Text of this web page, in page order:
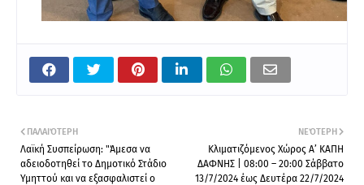
ΝΕΌΤΕΡΗ
Κλιματιζόμενος Χώρος Α’ ΚΑΠΗ
ΔΑΦΝΗΣ | 08:00 – 20:00 Σάββατο
13/7/2024 έως Δευτέρα 22/7/2024
ΠΑΛΑΙΌΤΕΡΗ
Λαϊκή Συσπείρωση: "Άμεσα να
αδειοδοτηθεί το Δημοτικό Στάδιο
Υμηττού και να εξασφαλιστεί ο